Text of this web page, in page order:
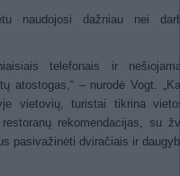
naudojosi dažniau nei
telefonais ir
atostogas,“ – nurodė Vogt.
vietovių, turistai tikrina
rekomendacijas, su
pasivažinėti dviračiais ir